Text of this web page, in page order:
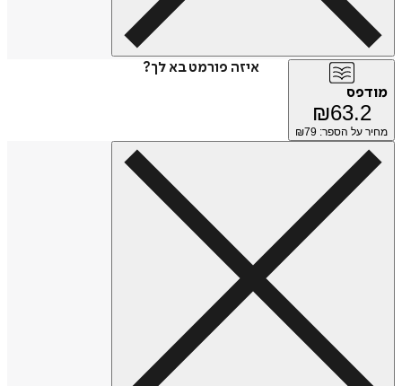
איזה פורמט בא לך?
מודפס
₪63.2
מחיר על הספר: ₪ 79